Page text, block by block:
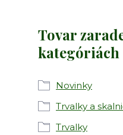
Tovar
kategóriách
Novinky
Trvalky a
Trvalky